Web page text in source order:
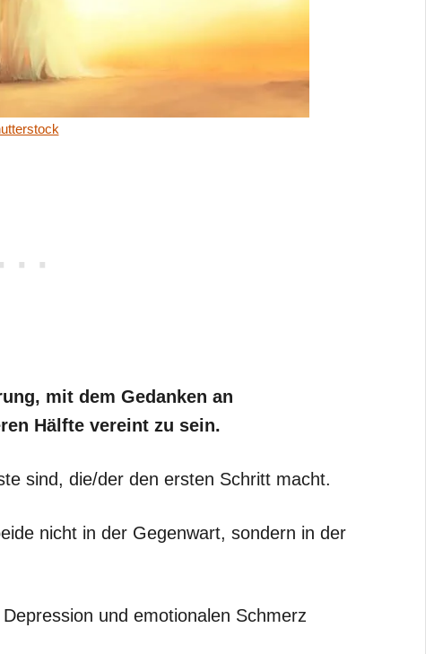
mit dem Gedanken an
Hälfte vereint zu sein.
sind, die/der den ersten Schritt macht.
nicht in der Gegenwart, sondern in der
und emotionalen Schmerz